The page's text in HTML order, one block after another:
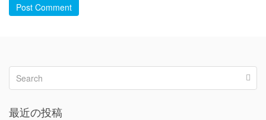
Post Comment
最近の投稿